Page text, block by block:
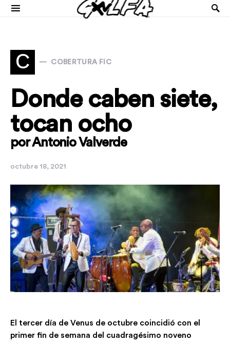
C COBERTURA FIC
Donde caben siete,
tocan ocho
por Antonio Valverde
octubre 18, 2021
El tercer día de Venus de octubre coincidió con el
primer fin de semana del cuadragésimo noveno